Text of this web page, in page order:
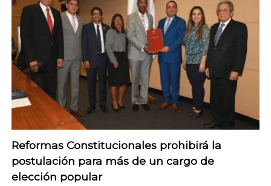
Reformas Constitucionales prohibirá la
postulación para más de un cargo de
elección popular